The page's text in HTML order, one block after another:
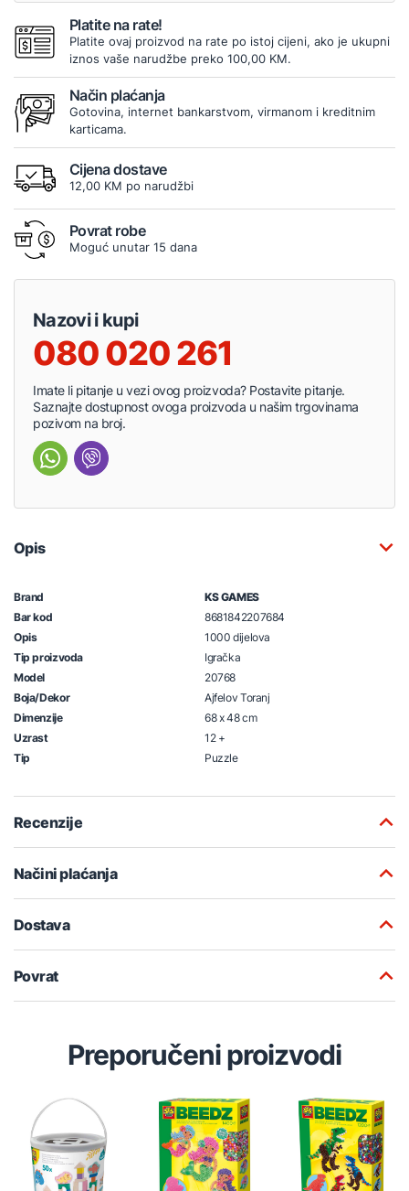
Platite na rate!
Platite ovaj proizvod na rate po istoj cijeni, ako je ukupni
iznos vaše narudžbe preko 100,00 KM.
Način plaćanja
Gotovina, internet bankarstvom, virmanom i kreditnim
karticama.
Cijena dostave
12,00 KM po narudžbi
Povrat robe
Moguć unutar 15 dana
Nazovi i kupi
080 020 261
Imate li pitanje u vezi ovog proizvoda? Postavite pitanje.
Saznajte dostupnost ovoga proizvoda u našim trgovinama
pozivom na broj.
Opis
Brand
KS GAMES
Bar kod
8681842207684
Opis
1000 dijelova
Tip proizvoda
Igračka
Model
20768
Boja/Dekor
Ajfelov Toranj
Dimenzije
68 x 48 cm
Uzrast
12 +
Tip
Puzzle
Recenzije
Načini plaćanja
Dostava
Povrat
Preporučeni proizvodi